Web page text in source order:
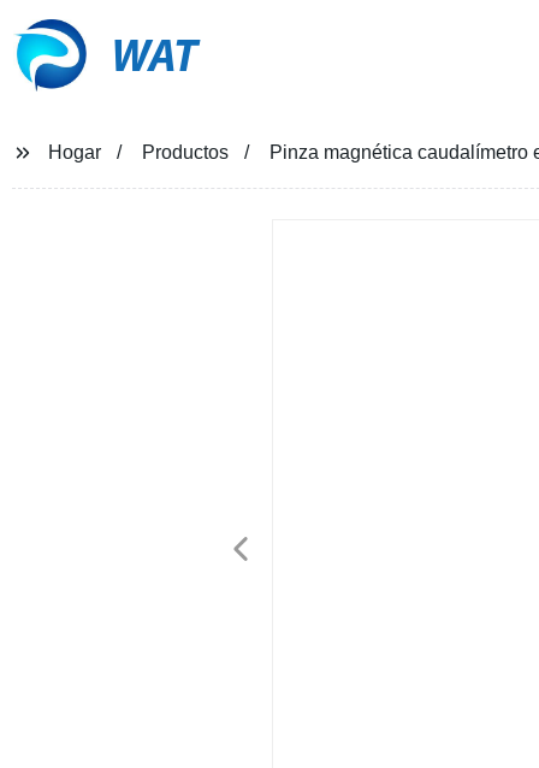
WAT
Hogar Productos Pinza magnética caudalímetro